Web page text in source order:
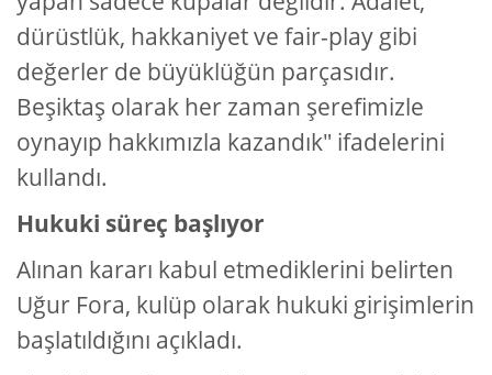
dürüstlük, hakkaniyet ve fair-play gibi
değerler de büyüklüğün parçasıdır.
Beşiktaş olarak her zaman şerefimizle
oynayıp hakkımızla kazandık" ifadelerini
kullandı.
Hukuki süreç başlıyor
Alınan kararı kabul etmediklerini belirten
Uğur Fora, kulüp olarak hukuki girişimlerin
başlatıldığını açıkladı.